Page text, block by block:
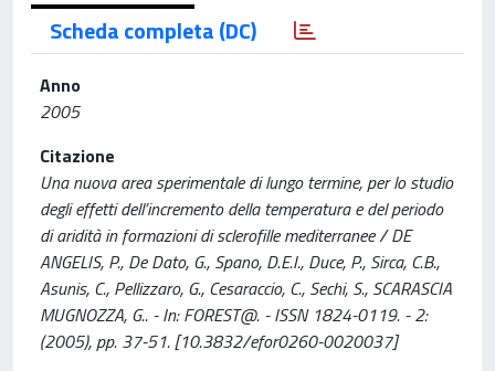
Scheda completa (DC)
Anno
2005
Citazione
Una nuova area sperimentale di lungo termine, per lo studio
degli effetti dell’incremento della temperatura e del periodo
di aridità in formazioni di sclerofille mediterranee / DE
ANGELIS, P., De Dato, G., Spano, D.E.I., Duce, P., Sirca, C.B.,
Asunis, C., Pellizzaro, G., Cesaraccio, C., Sechi, S., SCARASCIA
MUGNOZZA, G.. - In: FOREST@. - ISSN 1824-0119. - 2:
(2005), pp. 37-51. [10.3832/efor0260-0020037]